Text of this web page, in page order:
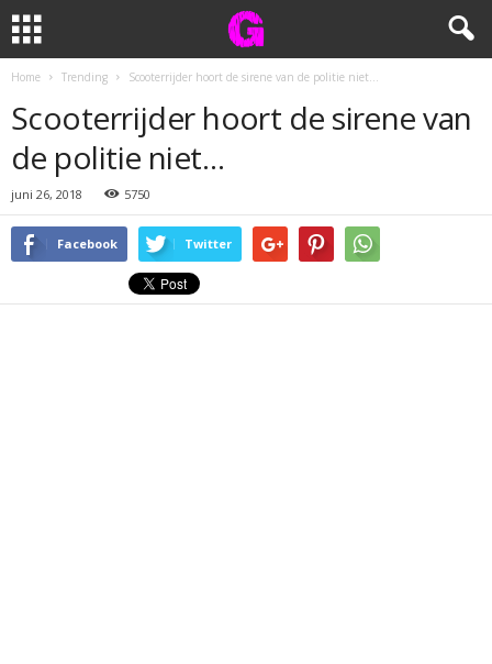
Home Trending Scooterrijder hoort de sirene van de politie niet…
Scooterrijder hoort de sirene van
de politie niet…
juni 26, 2018 5750
Facebook Twitter